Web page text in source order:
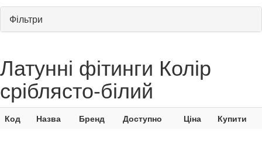
Фільтри
Латунні фітинги Колір
сріблясто-білий
Код Назва Бренд Доступно Ціна Купити